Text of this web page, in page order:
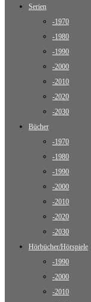
Serien
-1970
-1980
-1990
-2000
-2010
-2020
-2030
Bücher
-1970
-1980
-1990
-2000
-2010
-2020
-2030
Hörbücher/Hörspiele
-1990
-2000
-2010